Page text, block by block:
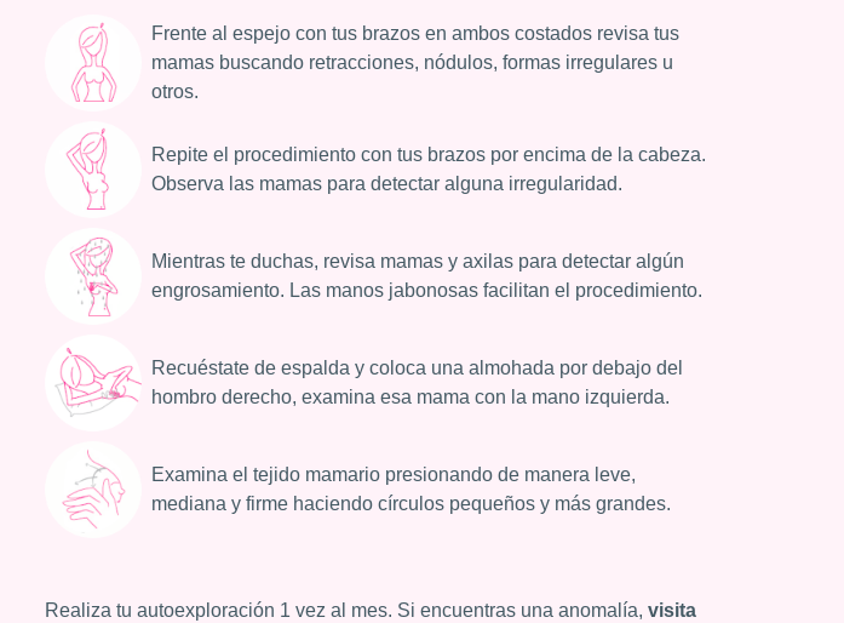
Frente al espejo con tus brazos en ambos costados revisa tus
mamas buscando retracciones, nódulos, formas irregulares u
otros.
Repite el procedimiento con tus brazos por encima de la cabeza.
Observa las mamas para detectar alguna irregularidad.
Mientras te duchas, revisa mamas y axilas para detectar algún
engrosamiento. Las manos jabonosas facilitan el procedimiento.
Recuéstate de espalda y coloca una almohada por debajo del
hombro derecho, examina esa mama con la mano izquierda.
Examina el tejido mamario presionando de manera leve,
mediana y firme haciendo círculos pequeños y más grandes.
Realiza tu autoexploración 1 vez al mes. Si encuentras una anomalía, visita